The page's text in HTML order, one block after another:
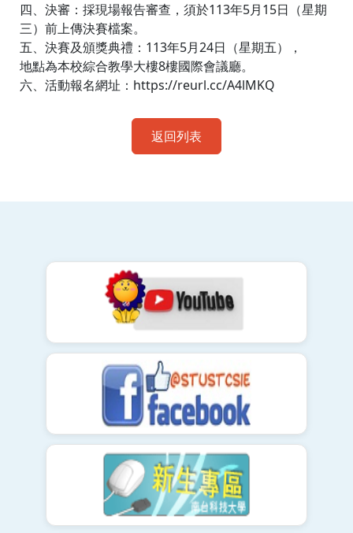
四、決審：採現場報告審查，須於113年5月15日（星期
三）前上傳決賽檔案。
五、決賽及頒獎典禮：113年5月24日（星期五），
地點為本校綜合教學大樓8樓國際會議廳。
六、活動報名網址：https://reurl.cc/A4lMKQ
返回列表